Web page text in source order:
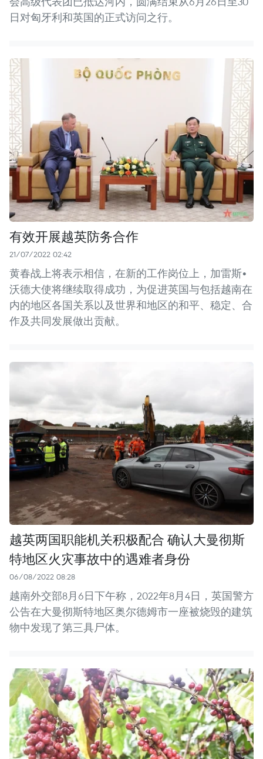
日对匈牙利和英国的正式访问之行。
有效开展越英防务合作
21/07/2022 02:42
黄春战上将表示相信，在新的工作岗位上，加雷斯•
沃德大使将继续取得成功，为促进英国与包括越南在
内的地区各国关系以及世界和地区的和平、稳定、合
作及共同发展做出贡献。
越英两国职能机关积极配合 确认大曼彻斯
特地区火灾事故中的遇难者身份
06/08/2022 08:28
越南外交部8月6日下午称，2022年8月4日，英国警方
公告在大曼彻斯特地区奥尔德姆市一座被烧毁的建筑
物中发现了第三具尸体。